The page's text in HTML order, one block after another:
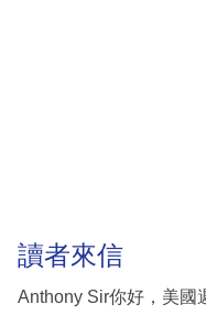
讀者來信
Anthony Sir你好，美國